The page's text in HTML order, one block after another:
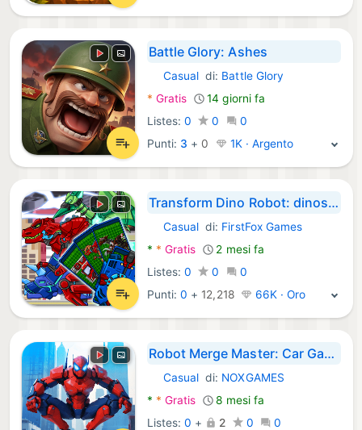
Battle Glory: Ashes
Android Giochi:
Casualdi: Battle Glory
* Gratis
14 giorni fa
Listes:0 0
0
Punti: 3 + 0 1K · Argento
Transform Dino Robot: dinosaur
Android Giochi:
Casualdi: FirstFox Games
* * Gratis
2 mesi fa
Listes:0 0
0
Punti: 0 + 12,218 66K · Oro
Robot Merge Master: Car Games
Android Giochi:
Casualdi: NOXGAMES
* * Gratis
8 mesi fa
Listes:0 + 2 0
0